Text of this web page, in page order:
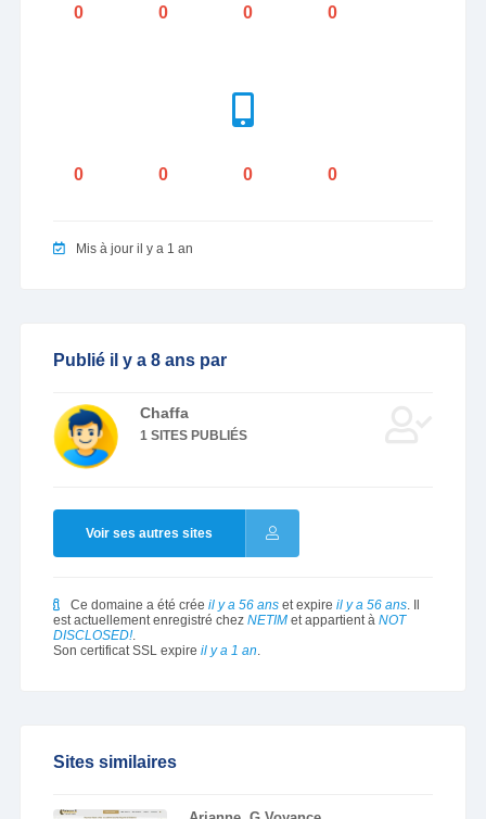
0 0 0 0
0 0 0 0
Mis à jour il y a 1 an
Publié il y a 8 ans par
Chaffa
1 SITES PUBLIÉS
Voir ses autres sites
Ce domaine a été crée il y a 56 anset expire il y a 56 ans. Il
est actuellement enregistré chez NETIMet appartient à NOT
DISCLOSED!.
Son certificat SSL expire il y a 1 an.
Sites similaires